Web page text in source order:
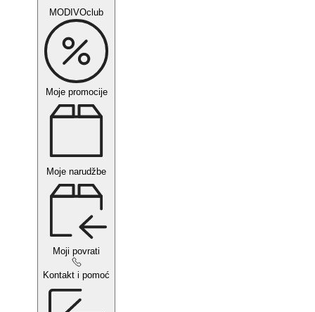
MODIVOclub
Moje promocije
Moje narudžbe
Moji povrati
Kontakt i pomoć